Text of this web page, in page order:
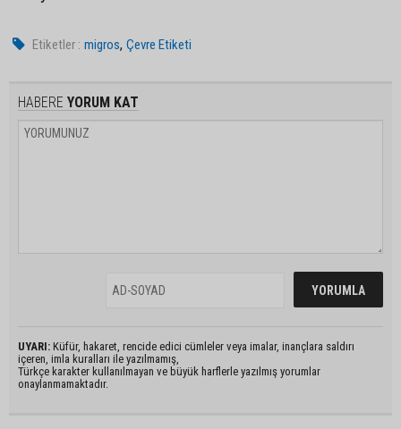
Etiketler : migros,Çevre Etiketi
HABERE YORUM KAT
UYARI: Küfür, hakaret, rencide edici cümleler veya imalar, inançlara saldırı
içeren, imla kuralları ile yazılmamış,
Türkçe karakter kullanılmayan ve büyük harflerle yazılmış yorumlar
onaylanmamaktadır.